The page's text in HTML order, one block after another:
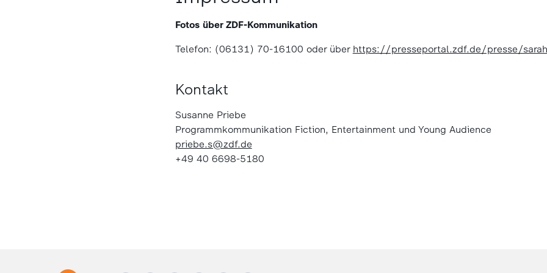
Fotos über ZDF-Kommunikation
Telefon: (06131) 70-16100 oder über https://presseportal.zdf.de/presse/
Kontakt
Susanne Priebe
Programmkommunikation Fiction, Entertainment und Young Audience
priebe.s@zdf.de
+49 40 6698-5180